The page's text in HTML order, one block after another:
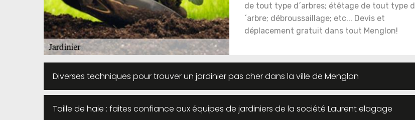
de tout type d´arbres; étêtage de tout type d
´arbre; débroussaillage; etc... Devis et
déplacement gratuit dans tout Menglon!
Diverses techniques pour trouver un jardinier pas cher dans la ville de Menglon
Taille de haie : faites confiance aux équipes de jardiniers de la société Laurent elagage